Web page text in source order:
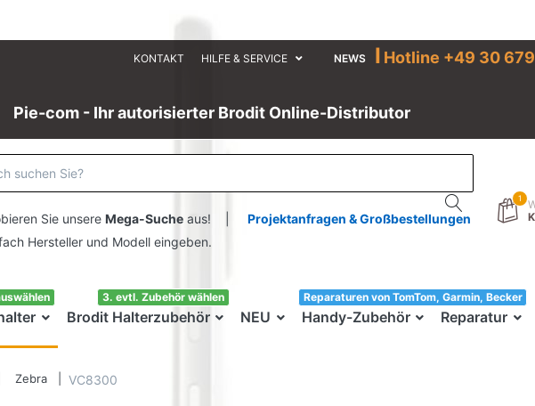
KONTAKT HILFE & SERVICE NEWS I Hotline +49 30
Pie-com - Ihr autorisierter Brodit Online-Distributor
Sie unsere Mega-Sucheaus! | Projektanfragen & Großbestellungen
Hersteller und Modell eingeben.
1
Brodit Halterzubehör
3. evtl. Zubehör wählen
NEU Handy-Zubehör
33!
Reparatur
Reparaturen von TomTom, Garmin, Becker
Zebra VC8300